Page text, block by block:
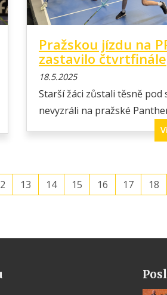
Pražskou jízdu na
zastavilo čtvrtfinále
18.5.2025
Starší žáci zůstali těsně pod
nevyzráli na pražské
13 14 15 16 17 18